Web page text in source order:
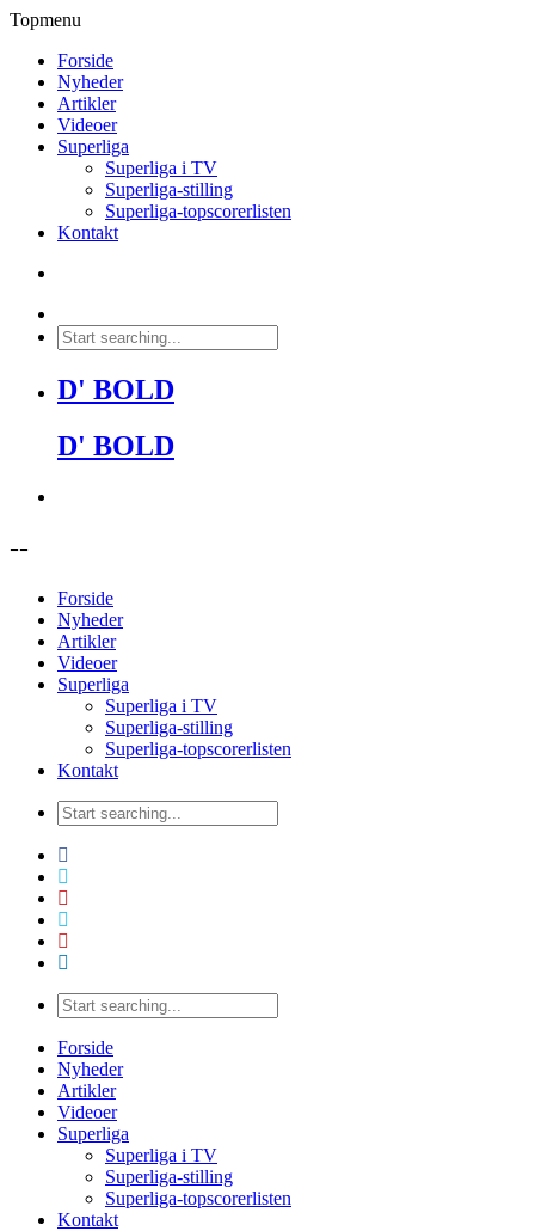
Topmenu
Forside
Nyheder
Artikler
Videoer
Superliga
Superliga i TV
Superliga-stilling
Superliga-topscorerlisten
Kontakt
D' BOLD
D' BOLD
--
Forside
Nyheder
Artikler
Videoer
Superliga
Superliga i TV
Superliga-stilling
Superliga-topscorerlisten
Kontakt
Forside
Nyheder
Artikler
Videoer
Superliga
Superliga i TV
Superliga-stilling
Superliga-topscorerlisten
Kontakt